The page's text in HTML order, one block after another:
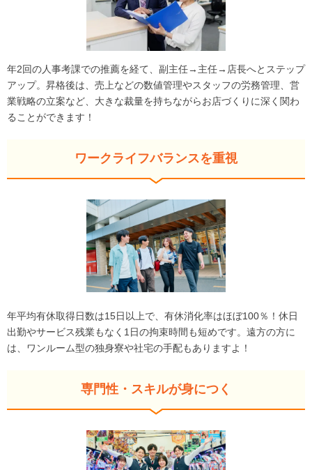
年2回の人事考課での推薦を経て、副主任→主任→店長へとステップ
アップ。昇格後は、売上などの数値管理やスタッフの労務管理、営
業戦略の立案など、大きな裁量を持ちながらお店づくりに深く関わ
ることができます！
ワークライフバランスを重視
年平均有休取得日数は15日以上で、有休消化率はほぼ100％！休日
出勤やサービス残業もなく1日の拘束時間も短めです。遠方の方に
は、ワンルーム型の独身寮や社宅の手配もありますよ！
専門性・スキルが身につく